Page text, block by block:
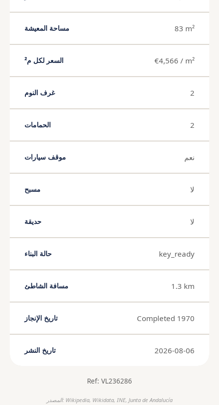
مساحة المعيشة 83 m²
السعر لكل م² €4,566 / m²
غرف النوم 2
الحمامات 2
موقف سيارات نعم
مسبح لا
حديقة لا
حالة البناء key_ready
مسافة الشاطئ 1.3 km
تاريخ الإنجاز Completed 1970
تاريخ النشر 2026-08-06
Ref: VL236286
المصدر: Wikipedia, Wikidata, INE, Junta de Andalucía